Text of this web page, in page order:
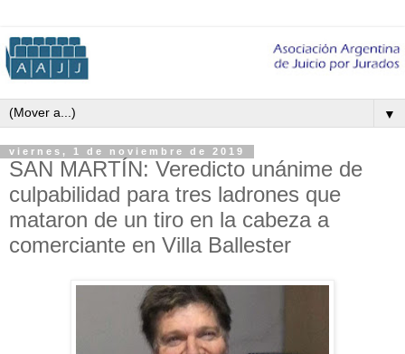
▼
viernes, 1 de noviembre de 2019
SAN MARTÍN: Veredicto unánime de
culpabilidad para tres ladrones que
mataron de un tiro en la cabeza a
comerciante en Villa Ballester